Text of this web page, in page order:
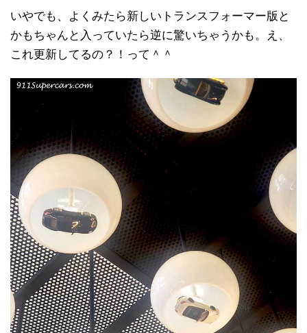
いやでも、よくみたら新しいトランスフォーマー版と
かもちゃんと入っていたら逆に驚いちゃうかも。え、
これ更新してるの？！って＾＾